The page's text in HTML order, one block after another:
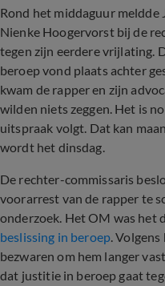
Rond het middaguur meldde
Nienke Hoogervorst bij de
tegen zijn eerdere vrijlating.
beroep vond plaats achter
kwam de rapper en zijn
wilden niets zeggen. Het is
uitspraak volgt. Dat kan
wordt het dinsdag.
De rechter-commissaris
voorarrest van de rapper te
onderzoek. Het OM was het
beslissing in beroep.
bezwaren om hem langer
dat justitie in beroep gaat